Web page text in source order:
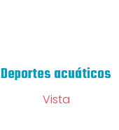
Deportes acuáticos
Vista